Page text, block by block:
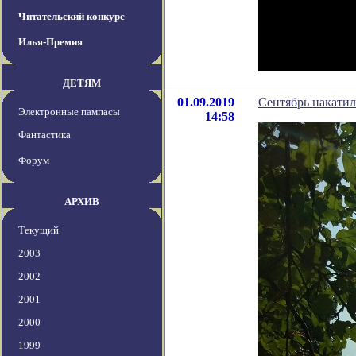
Читательский конкурс
Илья-Премия
ДЕТЯМ
Электронные пампасы
Фантастика
Форум
АРХИВ
Текущий
2003
2002
2001
2000
1999
01.09.2019
14:58
Сентябрь